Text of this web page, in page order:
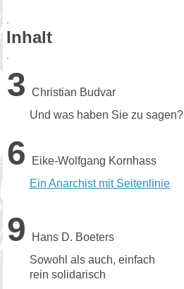
Inhalt
3 Christian Budvar
Und was haben Sie zu sagen?
6
Eike-Wolfgang Kornhass
Ein Anarchist mit Seitenlinie
9
Hans D. Boeters
Sowohl als auch, einfach
rein solidarisch